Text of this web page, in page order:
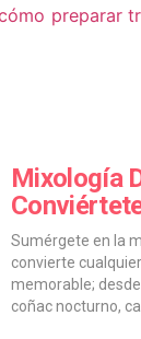
Mixología
Sumérgete en la
convierte
memorable;
coñac nocturno,